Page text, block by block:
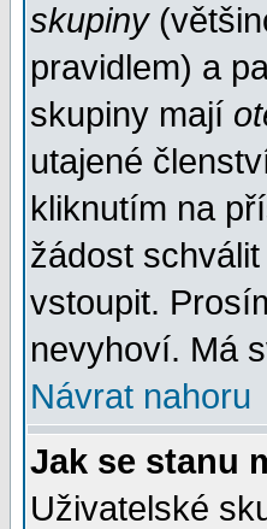
skupiny
pravidlem) a
skupiny mají
utajené
kliknutím na
žádost
vstoupit.
nevyhoví. Má
Návrat nahoru
Jak se stanu
Uživatelské